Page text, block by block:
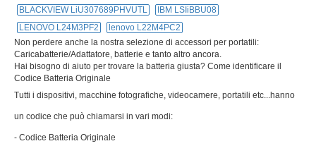
BLACKVIEW LiU307689PHVUTL
IBM LSIiBBU08
LENOVO L24M3PF2
lenovo L22M4PC2
Non perdere anche la nostra selezione di accessori per portatili:
Caricabatterie/Adattatore, batterie e tanto altro ancora.
Hai bisogno di aiuto per trovare la batteria giusta? Come identificare il
Codice Batteria Originale
Tutti i dispositivi, macchine fotografiche, videocamere, portatili etc...hanno
un codice che può chiamarsi in vari modi:
- Codice Batteria Originale